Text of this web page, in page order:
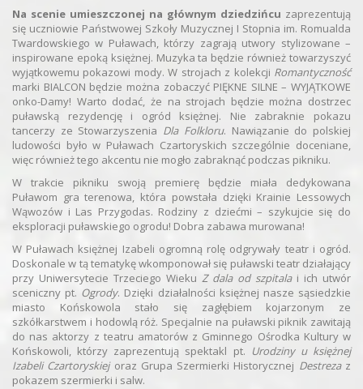
Na scenie umieszczonej na głównym dziedzińcu zaprezentują
się uczniowie Państwowej Szkoły Muzycznej I Stopnia im. Romualda
Twardowskiego w Puławach, którzy zagrają utwory stylizowane –
inspirowane epoką księżnej. Muzyka ta będzie również towarzyszyć
wyjątkowemu pokazowi mody. W strojach z kolekcji Romantyczność
marki BIALCON będzie można zobaczyć PIĘKNE SILNE – WYJĄTKOWE
onko-Damy! Warto dodać, że na strojach będzie można dostrzec
puławską rezydencję i ogród księżnej. Nie zabraknie pokazu
tancerzy ze Stowarzyszenia Dla Folkloru. Nawiązanie do polskiej
ludowości było w Puławach Czartoryskich szczególnie doceniane,
więc również tego akcentu nie mogło zabraknąć podczas pikniku.
W trakcie pikniku swoją premierę będzie miała dedykowana
Puławom gra terenowa, która powstała dzięki Krainie Lessowych
Wąwozów i Las Przygodas. Rodziny z dziećmi – szykujcie się do
eksploracji puławskiego ogrodu! Dobra zabawa murowana!
W Puławach księżnej Izabeli ogromną rolę odgrywały teatr i ogród.
Doskonale w tą tematykę wkomponował się puławski teatr działający
przy Uniwersytecie Trzeciego Wieku Z dala od szpitalai ich utwór
sceniczny pt. Ogrody. Dzięki działalności księżnej nasze sąsiedzkie
miasto Końskowola stało się zagłębiem kojarzonym ze
szkółkarstwem i hodowlą róż. Specjalnie na puławski piknik zawitają
do nas aktorzy z teatru amatorów z Gminnego Ośrodka Kultury w
Końskowoli, którzy zaprezentują spektakl pt. Urodziny u księżnej
Izabeli Czartoryskiejoraz Grupa Szermierki Historycznej Destrezaz
pokazem szermierki i salw.